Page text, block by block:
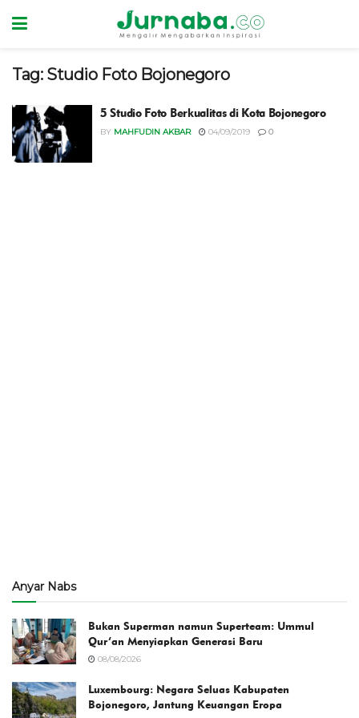
Tag: Studio Foto Bojonegoro
5 Studio Foto Berkualitas di Kota Bojonegoro
BY MAHFUDIN AKBAR 04/09/2019 0
Anyar Nabs
Bukan Superman namun Superteam: Ummul
Qur’an Menyiapkan Generasi Baru
08/08/2026
Luxembourg: Negara Seluas Kabupaten
Bojonegoro, Jantung Keuangan Eropa